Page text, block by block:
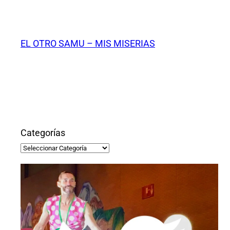
contenido
EL OTRO SAMU – MIS MISERIAS
Categorías